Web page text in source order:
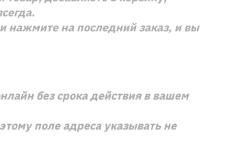
нажмите на последний заказ, и вы
без срока действия в вашем
поле адреса указывать не